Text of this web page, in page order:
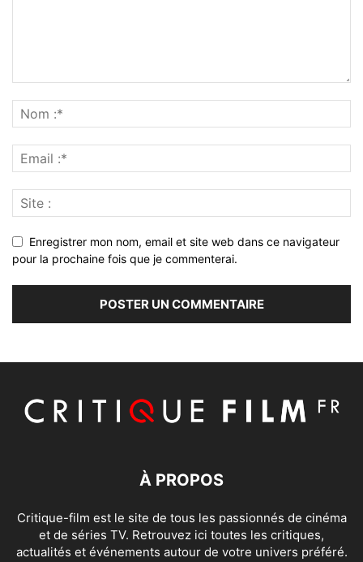
Enregistrer mon nom, email et site web dans ce navigateur
pour la prochaine fois que je commenterai.
À PROPOS
Critique-film est le site de tous les passionnés de cinéma
et de séries TV. Retrouvez ici toutes les critiques,
actualités et événements autour de votre univers préféré.